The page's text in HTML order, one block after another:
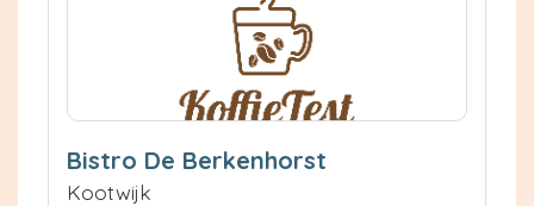
Bistro De Berkenhorst
Kootwijk